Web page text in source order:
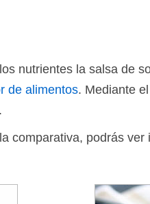
nutrientes la salsa de
de alimentos. Mediante
comparativa, podrás